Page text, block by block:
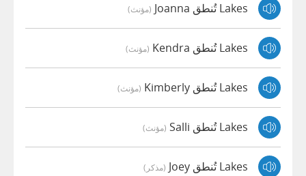
Lakes تُنطق Joanna (مؤنث)
Lakes تُنطق Kendra (مؤنث)
Lakes تُنطق Kimberly (مؤنث)
Lakes تُنطق Salli (مؤنث)
Lakes تُنطق Joey (مذكر)